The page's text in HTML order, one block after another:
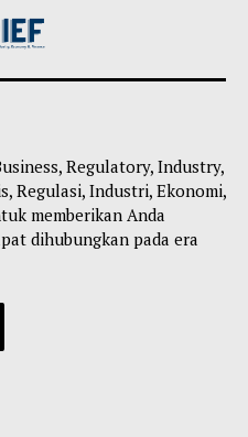
Regulatory, Industry,
Regulasi, Industri, Ekonomi,
memberikan Anda
dihubungkan pada era